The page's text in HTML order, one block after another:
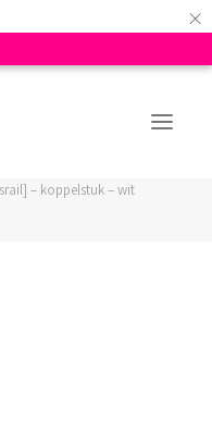
×
– koppelstuk – wit